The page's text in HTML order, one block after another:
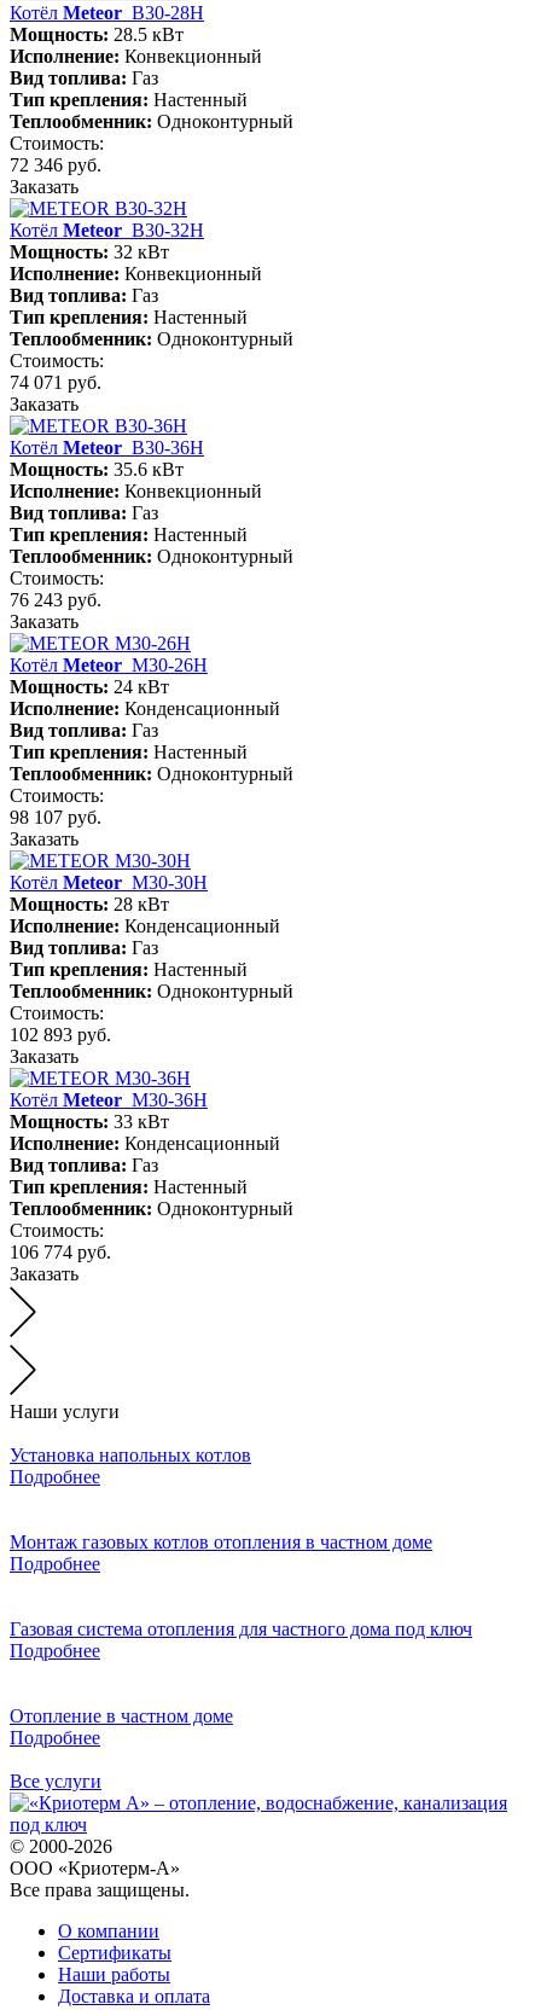
Котёл Meteor B30-28H
Мощность: 28.5 кВт
Исполнение: Конвекционный
Вид топлива: Газ
Тип крепления: Настенный
Теплообменник: Одноконтурный
Стоимость:
72 346 руб.
Заказать
Котёл Meteor B30-32H
Мощность: 32 кВт
Исполнение: Конвекционный
Вид топлива: Газ
Тип крепления: Настенный
Теплообменник: Одноконтурный
Стоимость:
74 071 руб.
Заказать
Котёл Meteor B30-36H
Мощность: 35.6 кВт
Исполнение: Конвекционный
Вид топлива: Газ
Тип крепления: Настенный
Теплообменник: Одноконтурный
Стоимость:
76 243 руб.
Заказать
Котёл Meteor М30-26Н
Мощность: 24 кВт
Исполнение: Конденсационный
Вид топлива: Газ
Тип крепления: Настенный
Теплообменник: Одноконтурный
Стоимость:
98 107 руб.
Заказать
Котёл Meteor М30-30Н
Мощность: 28 кВт
Исполнение: Конденсационный
Вид топлива: Газ
Тип крепления: Настенный
Теплообменник: Одноконтурный
Стоимость:
102 893 руб.
Заказать
Котёл Meteor М30-36Н
Мощность: 33 кВт
Исполнение: Конденсационный
Вид топлива: Газ
Тип крепления: Настенный
Теплообменник: Одноконтурный
Стоимость:
106 774 руб.
Заказать
Наши услуги
Установка напольных котлов
Подробнее
Монтаж газовых котлов отопления в частном доме
Подробнее
Газовая система отопления для частного дома под ключ
Подробнее
Отопление в частном доме
Подробнее
Все услуги
© 2000-2026
ООО «Криотерм-А»
Все права защищены.
О компании
Сертификаты
Наши работы
Доставка и оплата